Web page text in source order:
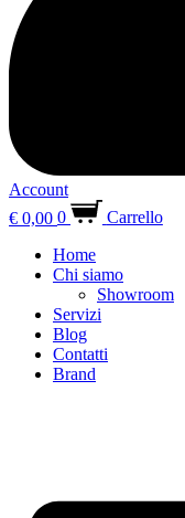
Account
€ 0,00 0
Carrello
Home
Chi siamo
Showroom
Servizi
Blog
Contatti
Brand